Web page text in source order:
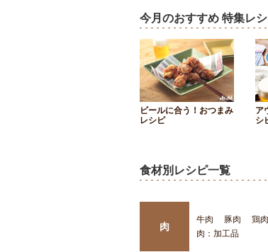
今月のおすすめ 特集レ
ビールに合う！おつまみ
レシピ
ア
シ
食材別レシピ一覧
肉
牛肉 豚肉 鶏肉
肉：加工品